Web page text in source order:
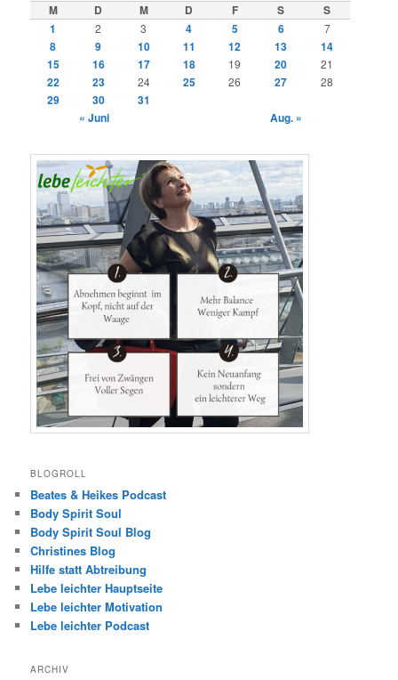
M D M D F S
S
1
2 3 4 5 6 7
8 9 10 11 12 13
14
15
16 17 18 19 20 21
22 23 24 25 26 27 28
29 30
31
« Juni
Aug. »
BLOGROLL
Beates & Heikes Podcast
Body Spirit Soul
Body Spirit Soul Blog
Christines Blog
Hilfe statt Abtreibung
Lebe leichter Hauptseite
Lebe leichter Motivation
Lebe leichter Podcast
ARCHIV